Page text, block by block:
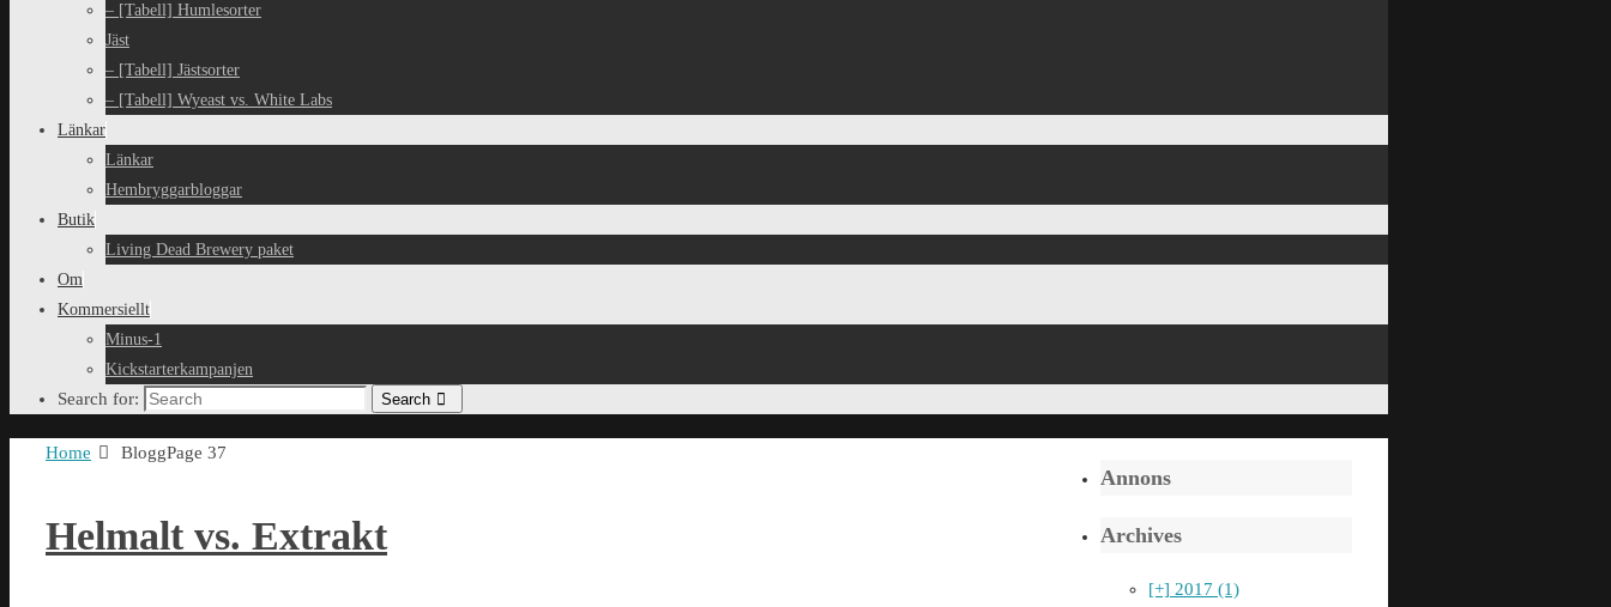
– [Tabell] Humlesorter
Jäst
– [Tabell] Jästsorter
– [Tabell] Wyeast vs. White Labs
Länkar
Länkar
Hembryggarbloggar
Butik
Living Dead Brewery paket
Om
Kommersiellt
Minus-1
Kickstarterkampanjen
Search for: Search
Home BloggPage 37
Helmalt vs. Extrakt
Annons
Archives
[+] 2017 (1)